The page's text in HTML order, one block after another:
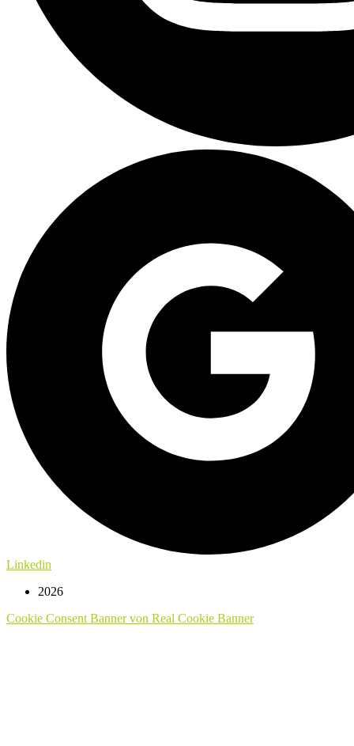
Linkedin
2026
Cookie Consent Banner von Real Cookie Banner